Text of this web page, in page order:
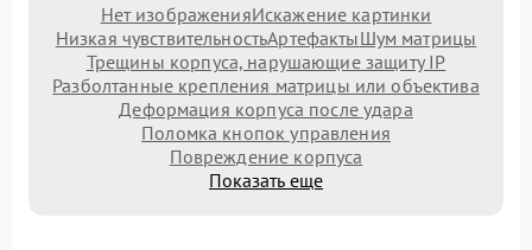
Нет изображенияИскажение картинки
Низкая чувствительностьАртефактыШум матрицы
Трещины корпуса, нарушающие защиту IP
Разболтанные крепления матрицы или объектива
Деформация корпуса после удара
Поломка кнопок управления
Повреждение корпуса
Показать еще